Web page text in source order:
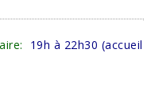
19h à 22h30 (accueil